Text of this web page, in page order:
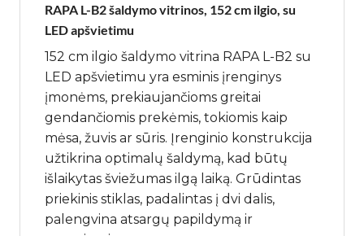
RAPA L-B2 šaldymo vitrinos, 152 cm ilgio, su
LED apšvietimu
152 cm ilgio šaldymo vitrina RAPA L-B2 su
LED apšvietimu yra esminis įrenginys
įmonėms, prekiaujančioms greitai
gendančiomis prekėmis, tokiomis kaip
mėsa, žuvis ar sūris. Įrenginio konstrukcija
užtikrina optimalų šaldymą, kad būtų
išlaikytas šviežumas ilgą laiką. Grūdintas
priekinis stiklas, padalintas į dvi dalis,
palengvina atsargų papildymą ir